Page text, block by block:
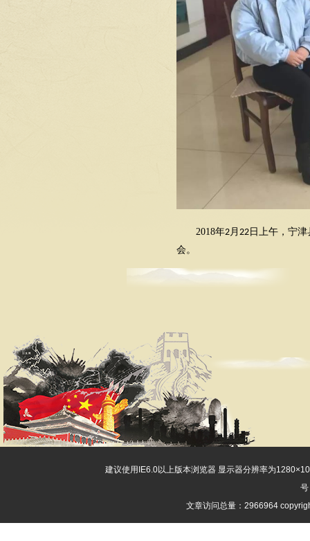
2018年2月 22 日上午，宁
会。
建议使用IE6.0以上版本浏览器 显示器分辨率为
号
文章访问总量：2966964